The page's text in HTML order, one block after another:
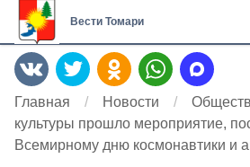
Вести Томари
Главная Новости
культуры прошло мероприятие,
Всемирному дню космонавтики и